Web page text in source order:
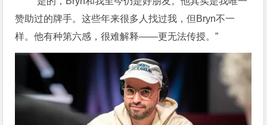
赞助过的牌手。这些年来很多人找过我，但Bryn不一
样。他有种第六感，很难解释——更无法传授。”